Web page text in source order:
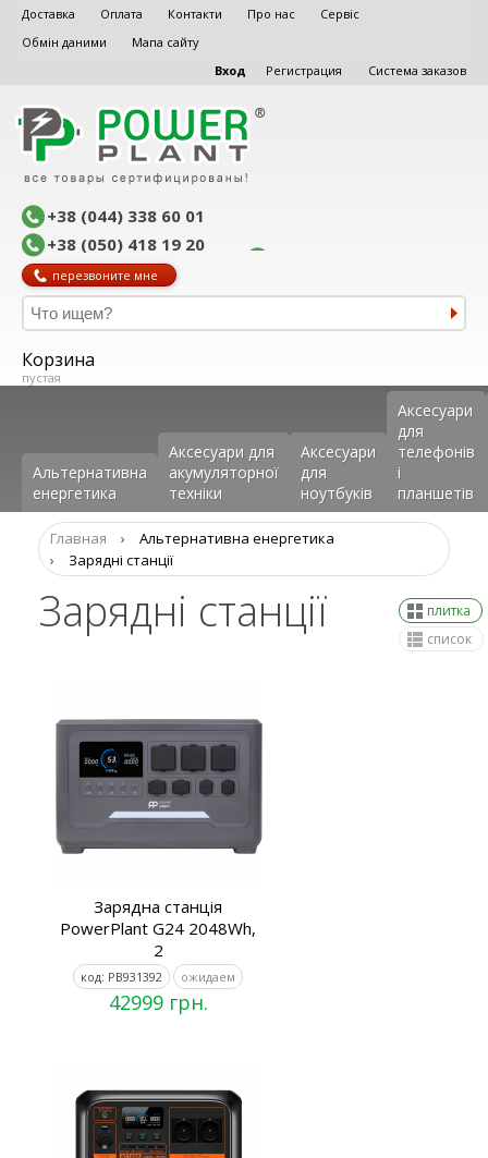
Доставка Оплата Контакти Про нас
Сервіс
Обмін даними
Мапа сайту
Вход
Регистрация Система заказов
+38 (044) 338 60 01
+38 (050) 418 19 20
перезвоните мне
Корзина
пустая
Альтернативна
енергетика
Аксесуари для
акумуляторної
техніки
Аксесуари
для
ноутбуків
Аксеcуари
для
телефонів
і
планшетів
Главная ›
Альтернативна енергетика
›
Зарядні станції
Зарядні станції
плитка
список
Зарядна станція
PowerPlant G24 2048Wh,
2
код: PB931392 ожидаем
42999 грн.